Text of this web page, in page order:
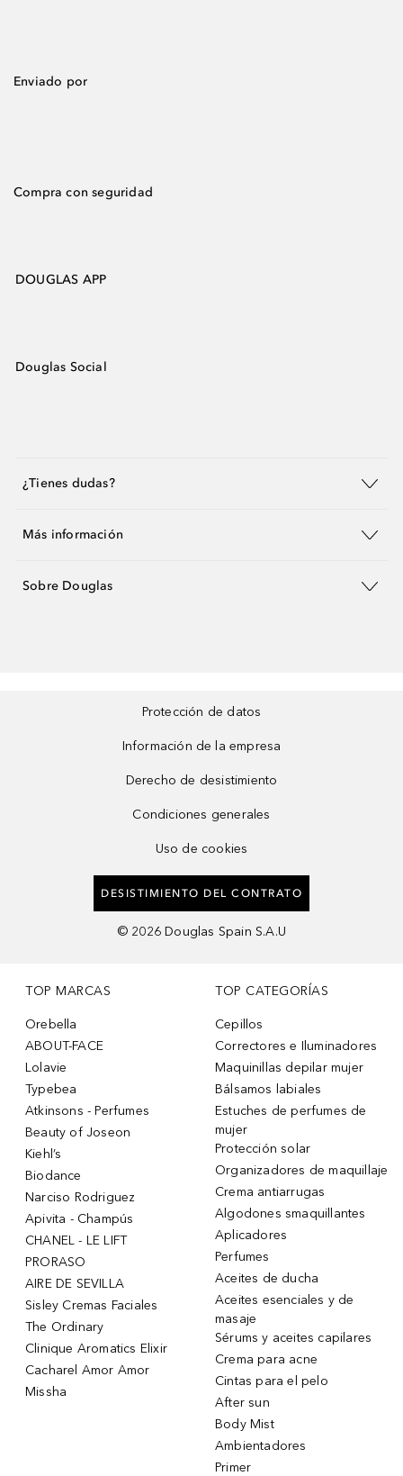
Enviado por
Compra con seguridad
DOUGLAS APP
Douglas Social
¿Tienes dudas?
Más información
Sobre Douglas
Protección de datos
Información de la empresa
Derecho de desistimiento
Condiciones generales
Uso de cookies
DESISTIMIENTO DEL CONTRATO
© 2026 Douglas Spain S.A.U
TOP MARCAS
Orebella
ABOUT-FACE
Lolavie
Typebea
Atkinsons - Perfumes
Beauty of Joseon
Kiehl’s
Biodance
Narciso Rodriguez
Apivita - Champús
CHANEL - LE LIFT
PRORASO
AIRE DE SEVILLA
Sisley Cremas Faciales
The Ordinary
Clinique Aromatics Elixir
Cacharel Amor Amor
Missha
TOP CATEGORÍAS
Cepillos
Correctores e Iluminadores
Maquinillas depilar mujer
Bálsamos labiales
Estuches de perfumes de
mujer
Protección solar
Organizadores de maquillaje
Crema antiarrugas
Algodones smaquillantes
Aplicadores
Perfumes
Aceites de ducha
Aceites esenciales y de
masaje
Sérums y aceites capilares
Crema para acne
Cintas para el pelo
After sun
Body Mist
Ambientadores
Primer